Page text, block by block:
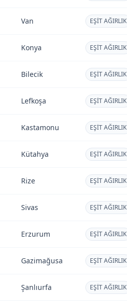
Van EŞİT AĞIRLIK
Konya EŞİT AĞIRLIK
Bilecik EŞİT AĞIRLIK
Lefkoşa EŞİT AĞIRLIK
Kastamonu EŞİT AĞIRLIK
Kütahya EŞİT AĞIRLIK
Rize EŞİT AĞIRLIK
Sivas EŞİT AĞIRLIK
Erzurum EŞİT AĞIRLIK
Gazimağusa EŞİT AĞIRLIK
Şanlıurfa EŞİT AĞIRLIK